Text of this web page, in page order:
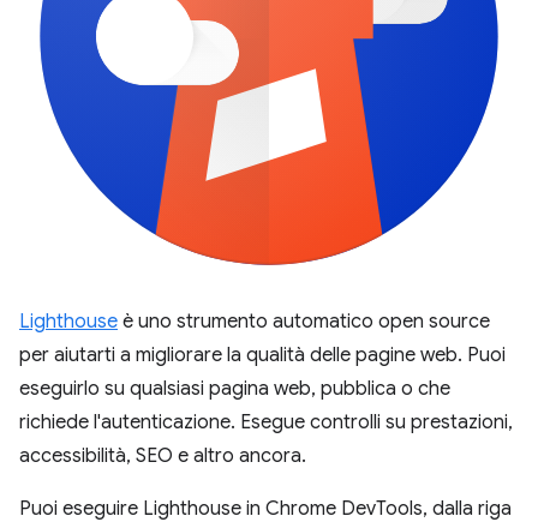
Lighthouse è uno strumento automatico open source
per aiutarti a migliorare la qualità delle pagine web. Puoi
eseguirlo su qualsiasi pagina web, pubblica o che
richiede l'autenticazione. Esegue controlli su prestazioni,
accessibilità, SEO e altro ancora.
Puoi eseguire Lighthouse in Chrome DevTools, dalla riga